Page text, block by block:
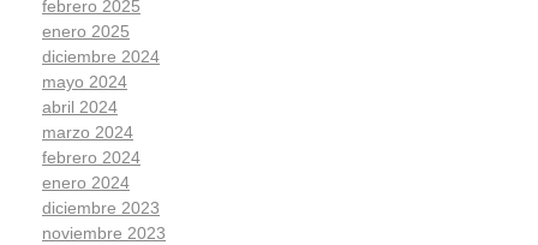
febrero 2025
enero 2025
diciembre 2024
mayo 2024
abril 2024
marzo 2024
febrero 2024
enero 2024
diciembre 2023
noviembre 2023